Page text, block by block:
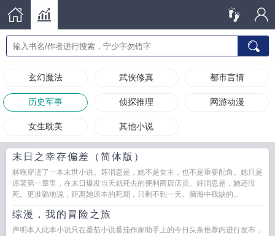
玄幻魔法 武侠修真 都市言情
历史军事 侦探推理 网游动漫
女生耽美 其他小说
末日之幸存偏差（简体版）
林晚穿进了一本末世小说。坏消息是，她不是女主，也不是重要配角。她只是
原著第一章里，在末日爆发当天就死去的便利商店店员。好消息是，她还没
死。更准确地说，距离她原本的死期，只剩不到一天。脑海中残缺的...
综漫，我的冒险之旅
声明本人此本小说只在番茄小说番茄作家助手上的今日头条推荐内进行发布，